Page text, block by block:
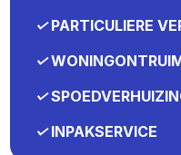
✓PARTICULIERE
✓
✓
✓INPAKSERVICE